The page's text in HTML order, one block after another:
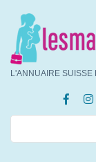
contenu
principal
L'ANNUAIRE